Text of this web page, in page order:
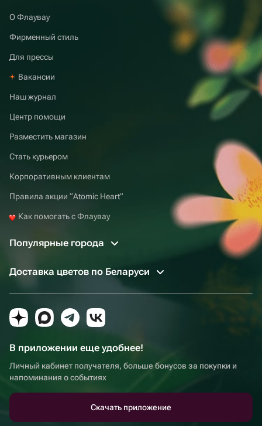
О Флаувау
Фирменный стиль
Для прессы
Вакансии
Наш журнал
Центр помощи
Разместить магазин
Стать курьером
Корпоративным клиентам
Правила акции “Atomic Heart”
Как помогать с Флаувау
Популярные города
Доставка цветов по Беларуси
В приложении еще удобнее!
Личный кабинет получателя, больше бонусов за покупки и
напоминания о событиях
Скачать приложение